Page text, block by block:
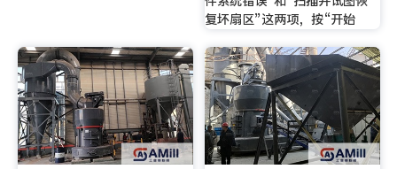
复坏扇区”这两项，按“开始